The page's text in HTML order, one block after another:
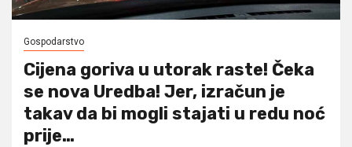
Gospodarstvo
Cijena goriva u utorak raste! Čeka
se nova Uredba! Jer, izračun je
takav da bi mogli stajati u redu noć
prije…